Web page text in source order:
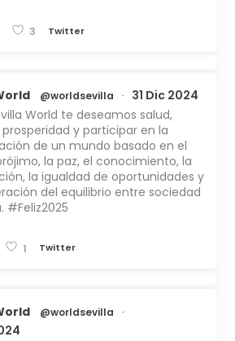
3 Twitter
@worldsevilla ·
31 Dic 2024
World te deseamos salud,
y participar en la
de un mundo basado en el
la paz, el conocimiento, la
la igualdad de oportunidades y
del equilibrio entre sociedad
#Feliz2025
1 Twitter
@worldsevilla ·